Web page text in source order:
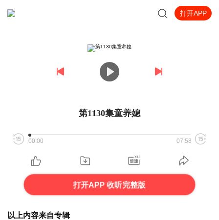
打开APP
第1130集童养媳
00:00 07:58
打开APP 收听完整版
以上内容来自专辑